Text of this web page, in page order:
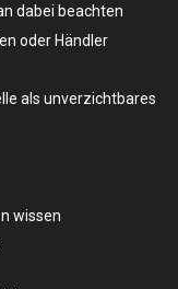
dabei beachten
oder Händler
als unverzichtbares
wissen